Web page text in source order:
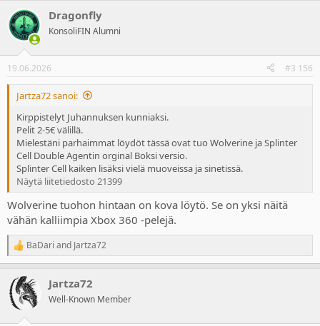
c
t
i
s
:
Dragonfly
KonsoliFIN Alumni
19.06.2026 #3 156
Jartza72 sanoi:
Kirppistelyt Juhannuksen kunniaksi.
Pelit 2-5€ välillä.
Mielestäni parhaimmat löydöt tässä ovat tuo Wolverine ja Splinter
Cell Double Agentin orginal Boksi versio.
Splinter Cell kaiken lisäksi vielä muoveissa ja sinetissä.
Näytä liitetiedosto 21399
Wolverine tuohon hintaan on kova löytö. Se on yksi näitä
vähän kalliimpia Xbox 360 -pelejä.
R
e
c
t
i
BaDari and Jartza72
Jartza72
Well-Known Member